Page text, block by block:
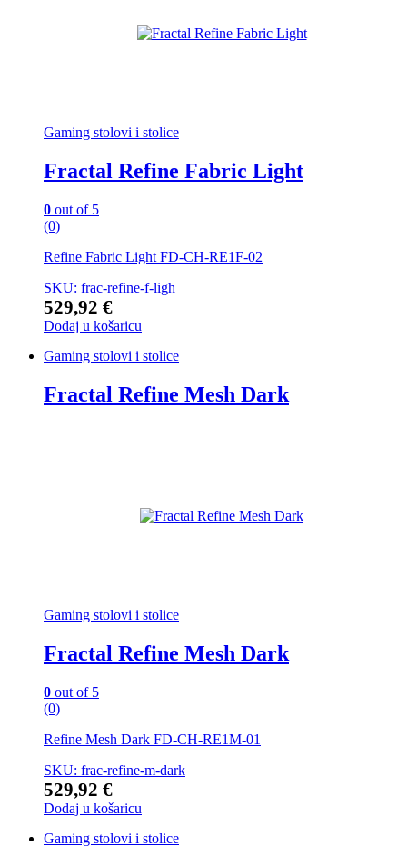
Gaming stolovi i stolice
Fractal Refine Fabric Light
0 out of 5
(0)
Refine Fabric Light FD-CH-RE1F-02
SKU: frac-refine-f-ligh
529,92 €
Dodaj u košaricu
Gaming stolovi i stolice
Fractal Refine Mesh Dark
Gaming stolovi i stolice
Fractal Refine Mesh Dark
0 out of 5
(0)
Refine Mesh Dark FD-CH-RE1M-01
SKU: frac-refine-m-dark
529,92 €
Dodaj u košaricu
Gaming stolovi i stolice